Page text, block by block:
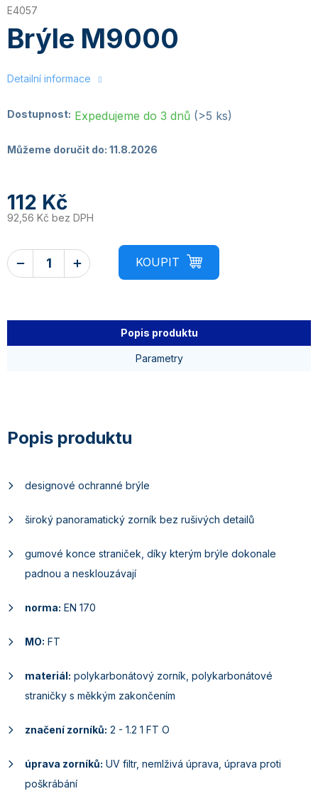
Brýle M9000
E4057
Detailní informace
Dostupnost: Expedujeme do 3 dnů (>5 ks)
Můžeme doručit do: 11.8.2026
112 Kč
92,56 Kč bez DPH
Popis produktu
Parametry
designové ochranné brýle
široký panoramatický zorník bez rušivých detailů
gumové konce straniček, díky kterým brýle dokonale
padnou a nesklouzávají
norma: EN 170
MO: FT
materiál: polykarbonátový zorník, polykarbonátové
straničky s měkkým zakončením
značení zorníků: 2 - 1.2 1 FT O
úprava zorníků: UV filtr, nemlživá úprava, úprava proti
poškrábání